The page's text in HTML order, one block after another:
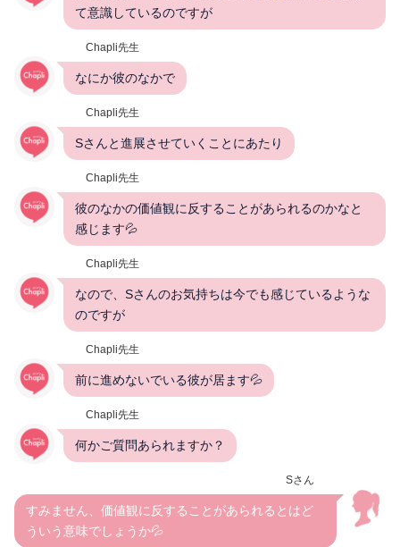
て意識しているのですが
Chapli先生
なにか彼のなかで
Chapli先生
Sさんと進展させていくことにあたり
Chapli先生
彼のなかの価値観に反することがあられるのかなと
感じます💦
Chapli先生
なので、Sさんのお気持ちは今でも感じているような
のですが
Chapli先生
前に進めないでいる彼が居ます💦
Chapli先生
何かご質問あられますか？
Sさん
すみません、価値観に反することがあられるとはど
ういう意味でしょうか💦